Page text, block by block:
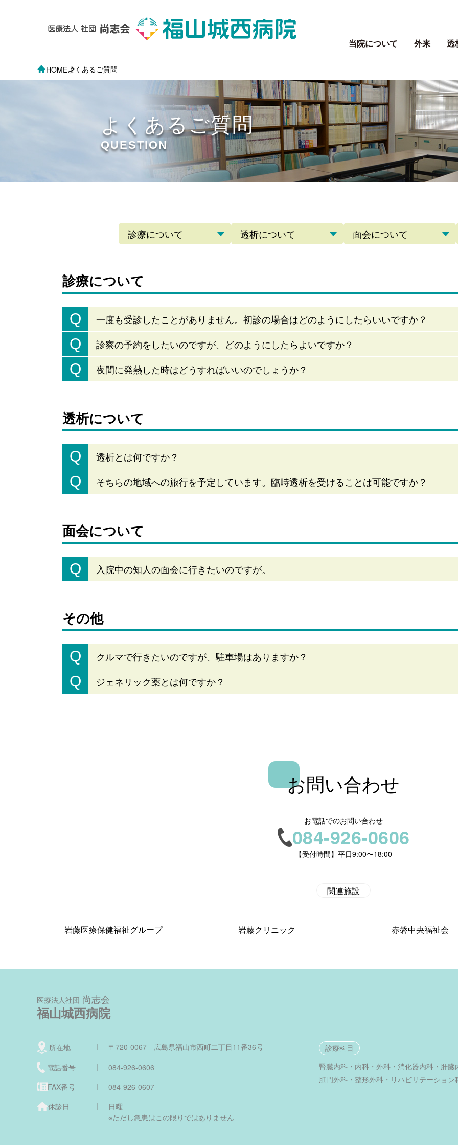
当院について 外来 透
HOMEよくあるご質問
よくあるご質問
QUESTION
診療について 透析について 面会について
診療について
Q 一度も受診したことがありません。初診の場合はどのようにしたらいいですか？
Q 診察の予約をしたいのですが、どのようにしたらよいですか？
Q 夜間に発熱した時はどうすればいいのでしょうか？
透析について
Q 透析とは何ですか？
Q そちらの地域への旅行を予定しています。臨時透析を受けることは可能ですか？
面会について
Q 入院中の知人の面会に行きたいのですが。
その他
Q クルマで行きたいのですが、駐車場はありますか？
Q ジェネリック薬とは何ですか？
お問い合わせ
お電話でのお問い合わせ
084-926-0606
【受付時間】平日9:00〜18:00
関連施設
岩藤医療保健福祉グループ 岩藤クリニック 赤磐中央福祉会
医療法人社団 尚志会
福山城西病院
所在地
〒720-0067 広島県福山市西町二丁目11番36号
電話番号
084-926-0606
FAX番号
084-926-0607
休診日
日曜
※ただし急患はこの限りではありません
診療科目
腎臓内科・内科・外科・消化器内科・肝臓
肛門外科・整形外科・リハビリテーション